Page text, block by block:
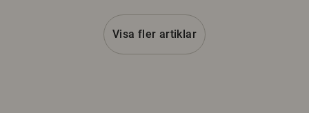
Visa fler artiklar